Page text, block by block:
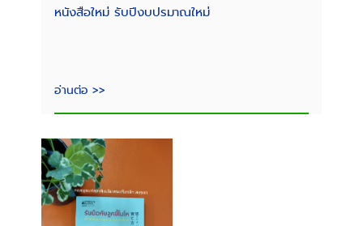
หนังสือใหม่ รับปีงบปรมาณใหม่
อ่านต่อ >>